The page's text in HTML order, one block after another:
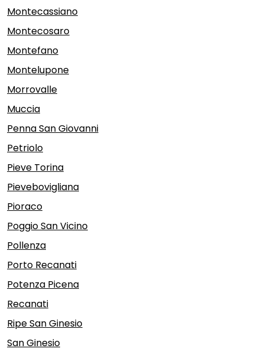
Montecassiano
Montecosaro
Montefano
Montelupone
Morrovalle
Muccia
Penna San Giovanni
Petriolo
Pieve Torina
Pievebovigliana
Pioraco
Poggio San Vicino
Pollenza
Porto Recanati
Potenza Picena
Recanati
Ripe San Ginesio
San Ginesio